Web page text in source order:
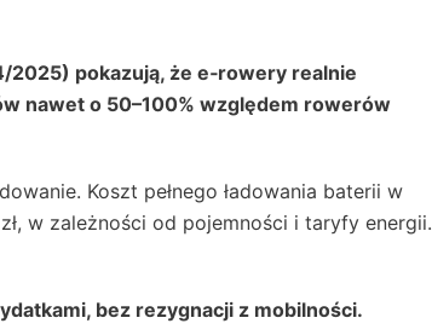
2025) pokazują, że e‑rowery realnie
nawet o 50–100% względem rowerów
Koszt pełnego ładowania baterii w
w zależności od pojemności i taryfy energii.
bez rezygnacji z mobilności.